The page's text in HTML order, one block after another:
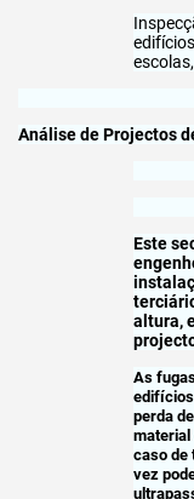
Análise de Projectos
Este
altura,
As
edifícios
perda
material
caso de
vez